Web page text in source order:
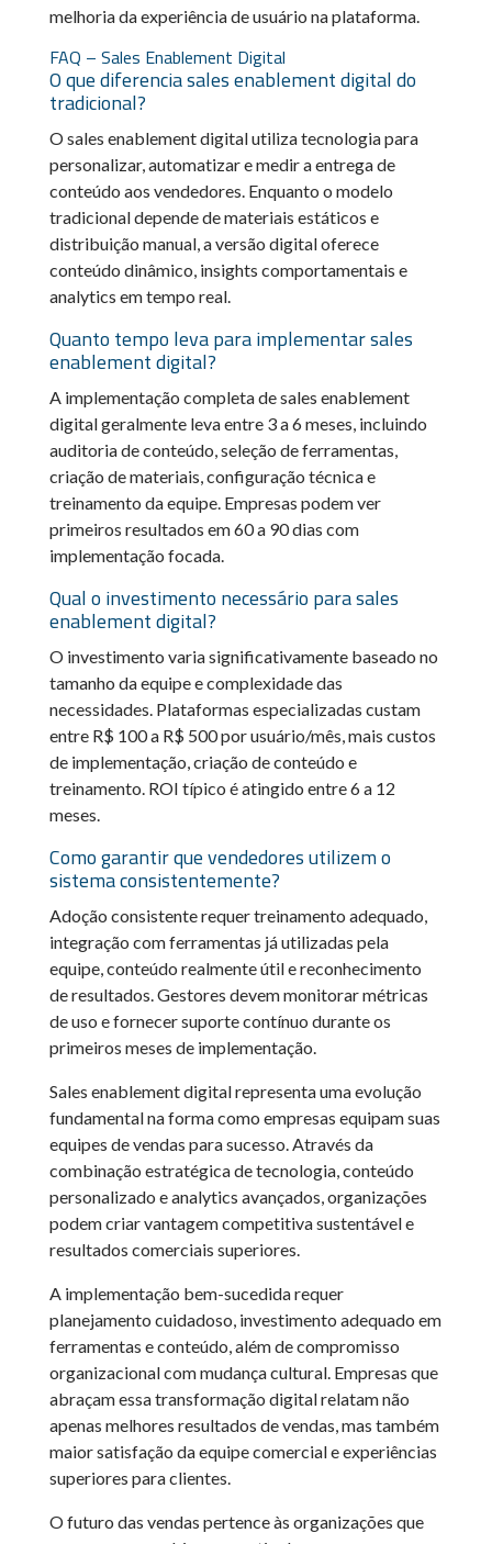
melhoria da experiência de usuário na plataforma.
FAQ – Sales Enablement Digital
O que diferencia sales enablement digital do
tradicional?
O sales enablement digital utiliza tecnologia para
personalizar, automatizar e medir a entrega de
conteúdo aos vendedores. Enquanto o modelo
tradicional depende de materiais estáticos e
distribuição manual, a versão digital oferece
conteúdo dinâmico, insights comportamentais e
analytics em tempo real.
Quanto tempo leva para implementar sales
enablement digital?
A implementação completa de sales enablement
digital geralmente leva entre 3 a 6 meses, incluindo
auditoria de conteúdo, seleção de ferramentas,
criação de materiais, configuração técnica e
treinamento da equipe. Empresas podem ver
primeiros resultados em 60 a 90 dias com
implementação focada.
Qual o investimento necessário para sales
enablement digital?
O investimento varia significativamente baseado no
tamanho da equipe e complexidade das
necessidades. Plataformas especializadas custam
entre R$ 100 a R$ 500 por usuário/mês, mais custos
de implementação, criação de conteúdo e
treinamento. ROI típico é atingido entre 6 a 12
meses.
Como garantir que vendedores utilizem o
sistema consistentemente?
Adoção consistente requer treinamento adequado,
integração com ferramentas já utilizadas pela
equipe, conteúdo realmente útil e reconhecimento
de resultados. Gestores devem monitorar métricas
de uso e fornecer suporte contínuo durante os
primeiros meses de implementação.
Sales enablement digital representa uma evolução
fundamental na forma como empresas equipam suas
equipes de vendas para sucesso. Através da
combinação estratégica de tecnologia, conteúdo
personalizado e analytics avançados, organizações
podem criar vantagem competitiva sustentável e
resultados comerciais superiores.
A implementação bem-sucedida requer
planejamento cuidadoso, investimento adequado em
ferramentas e conteúdo, além de compromisso
organizacional com mudança cultural. Empresas que
abraçam essa transformação digital relatam não
apenas melhores resultados de vendas, mas também
maior satisfação da equipe comercial e experiências
superiores para clientes.
O futuro das vendas pertence às organizações que